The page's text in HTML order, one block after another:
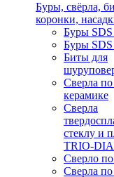
Буры, свёрла,
коронки,
Буры SDS
Буры SDS
Биты для
Сверла по
керамике
Сверла
стеклу и
TRIO-
Сверло по
Сверла